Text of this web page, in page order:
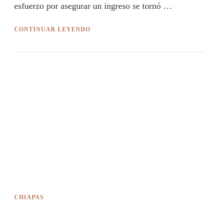
esfuerzo por asegurar un ingreso se tornó …
CONTINUAR LEYENDO
CHIAPAS